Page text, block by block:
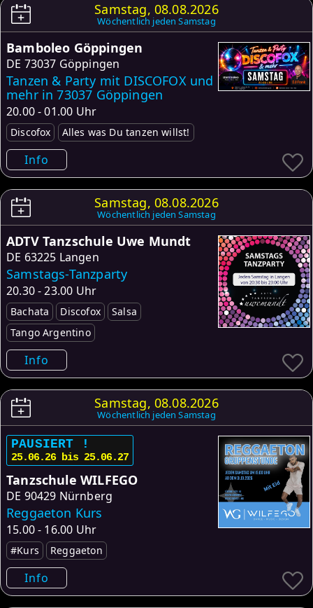
Samstag, 08.08.2026
Wöchentlich jeden Samstag
Bamboleo Göppingen
DE 73037 Göppingen
Tanzen & Party mit DISCOFOX und
mehr in 73037 Göppingen
20.00 - 01.00 Uhr
Discofox Alles was Du tanzen willst!
Info
Samstag, 08.08.2026
Wöchentlich jeden Samstag
ADTV Tanzschule Uwe Mundt
DE 63225 Langen
Samstags-Tanzparty
20.30 - 23.00 Uhr
Bachata Discofox
Salsa
Tango Argentino
Info
Samstag, 08.08.2026
Wöchentlich jeden Samstag
PAUSIERT !
25.06.26 bis 25.06.27
Tanzschule WILFEGO
DE 90429 Nürnberg
Reggaeton Kurs
15.00 - 16.00 Uhr
#Kurs Reggaeton
Info